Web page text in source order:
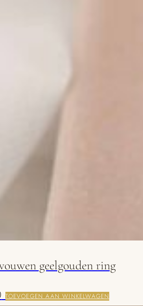
geelgouden ring
TOEVOEGEN AAN WINKELWAGEN